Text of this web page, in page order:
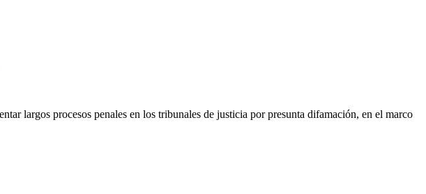
largos procesos penales en los tribunales de justicia por presunta difamación, en el marco